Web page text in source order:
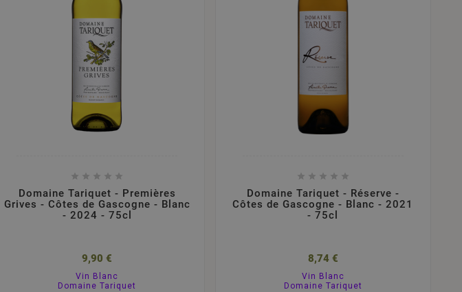
    
Domaine Tariquet - Premières
Grives - Côtes de Gascogne - Blanc
- 2024 - 75cl
9,90 €
Vin Blanc
Domaine Tariquet
    
Domaine Tariquet - Réserve -
Côtes de Gascogne - Blanc - 2021
- 75cl
8,74 €
Vin Blanc
Domaine Tariquet